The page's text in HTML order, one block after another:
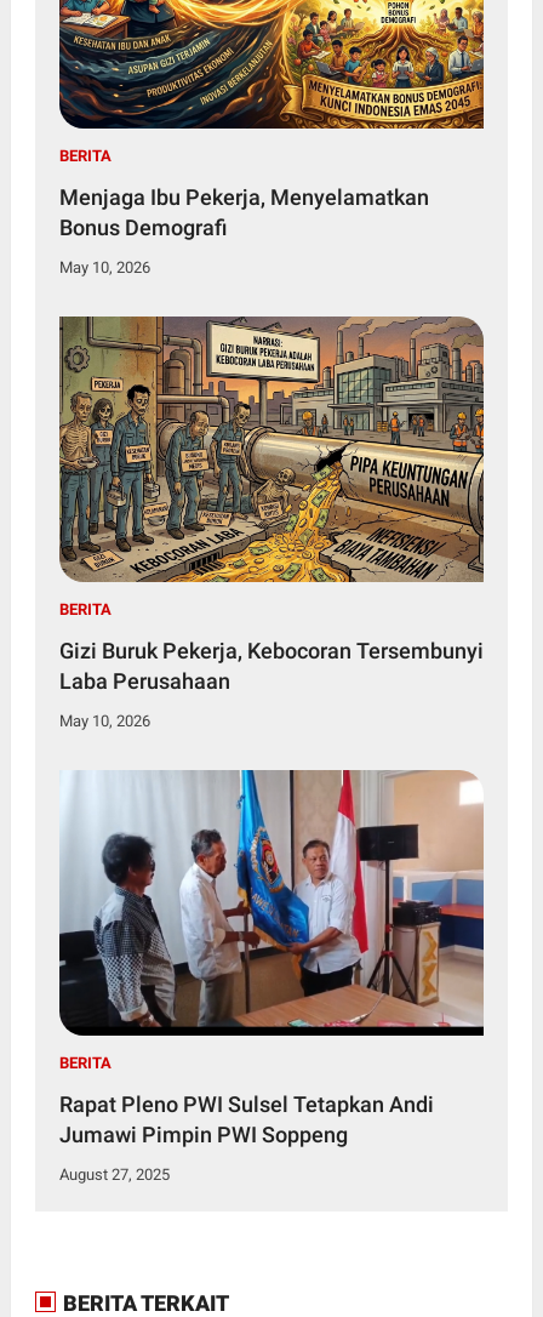
BERITA
Menjaga Ibu Pekerja, Menyelamatkan
Bonus Demografi
May 10, 2026
BERITA
Gizi Buruk Pekerja, Kebocoran Tersembunyi
Laba Perusahaan
May 10, 2026
BERITA
Rapat Pleno PWI Sulsel Tetapkan Andi
Jumawi Pimpin PWI Soppeng
August 27, 2025
BERITA TERKAIT